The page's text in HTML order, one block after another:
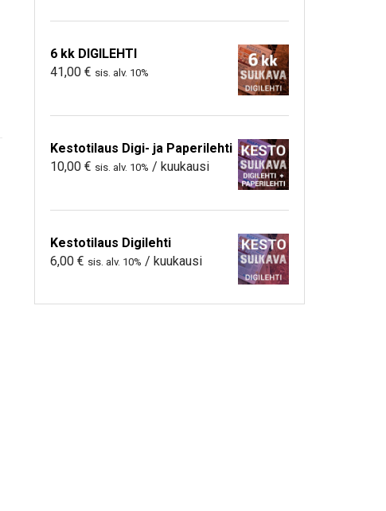
6 kk DIGILEHTI
41,00 € sis. alv. 10%
Kestotilaus Digi- ja Paperilehti
10,00 € sis. alv. 10% / kuukausi
Kestotilaus Digilehti
6,00 € sis. alv. 10% / kuukausi